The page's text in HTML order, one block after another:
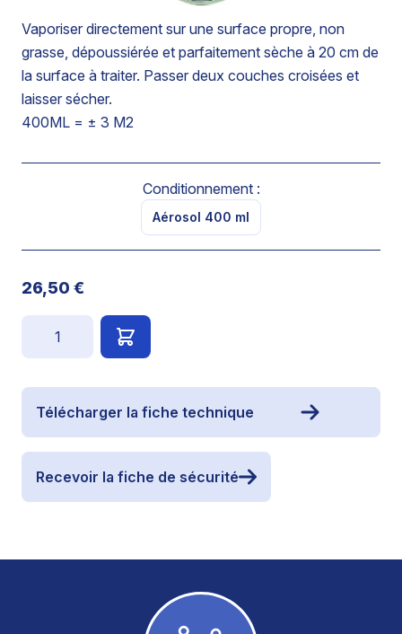
Vaporiser directement sur une surface propre, non
grasse, dépoussiérée et parfaitement sèche à 20 cm de
la surface à traiter. Passer deux couches croisées et
laisser sécher.
400ML = ± 3 M2
Conditionnement :
Aérosol 400 ml
26,50 €
Télécharger la fiche technique
Recevoir la fiche de sécurité